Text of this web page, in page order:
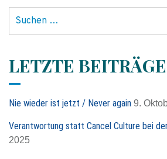
e
n
n
c
h
LETZTE BEITRÄGE
Nie wieder ist jetzt / Never again 9.
Verantwortung statt Cancel Culture bei
2025